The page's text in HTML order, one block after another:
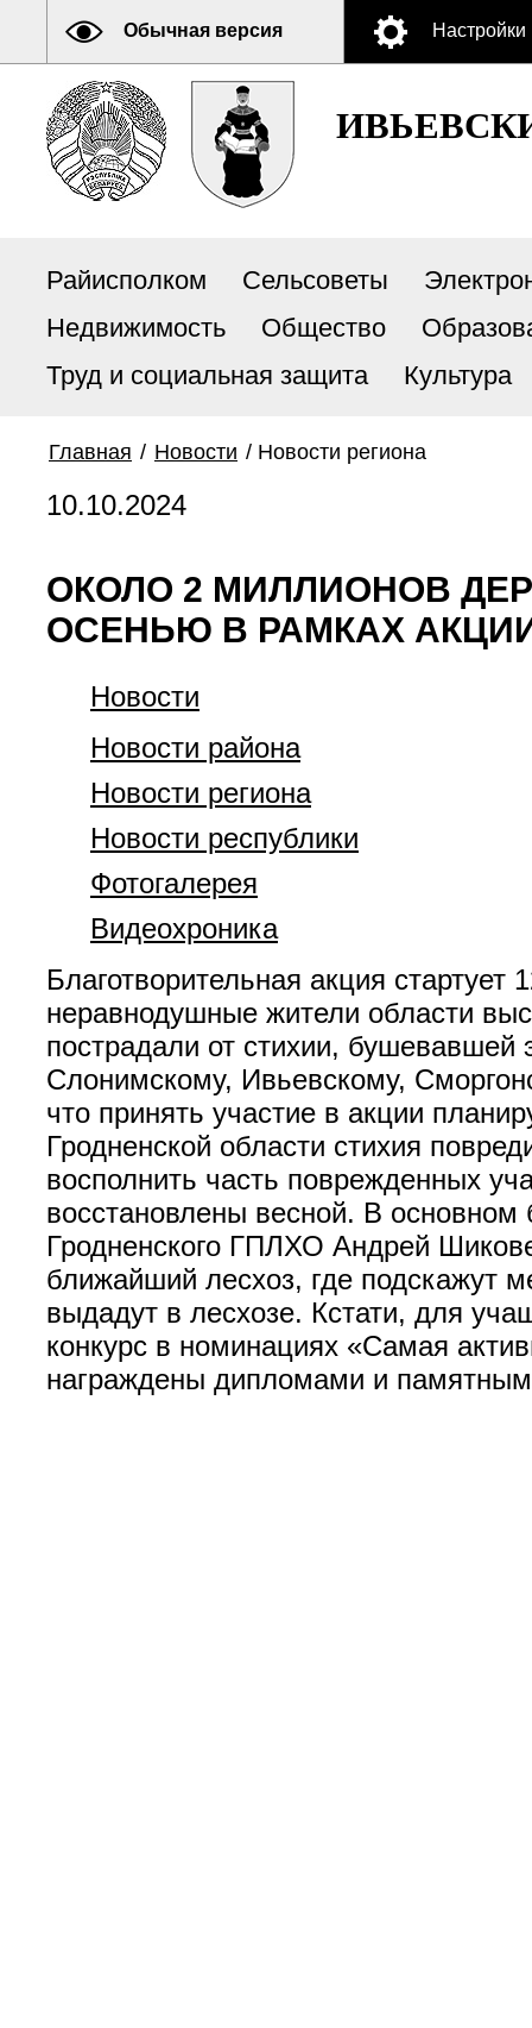
Обычная версия Настройки
Райисполком Сельсоветы
Недвижимость
Общество
Труд и социальная защита
Культура
Главная / Новости / Новости региона
10.10.2024
ОКОЛО 2 МИЛЛИОНОВ
ОСЕНЬЮ В РАМКАХ
Новости
Новости района
Новости региона
Новости республики
Фотогалерея
Видеохроника
Благотворительная акция
неравнодушные жители области
пострадали от стихии,
Слонимскому, Ивьевскому,
что принять участие в акции
Гродненской области стихия
восполнить часть поврежденных
восстановлены весной. В основном
Гродненского ГПЛХО Андрей
ближайший лесхоз, где подскажут
выдадут в лесхозе. Кстати, для
конкурс в номинациях «Самая
награждены дипломами и